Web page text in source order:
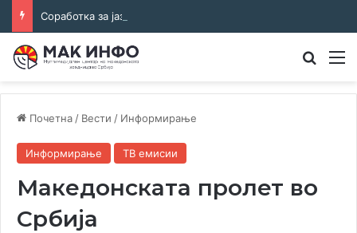
Почетна / Вести / Информирање
Информирање ТВ емисии
Македонската пролет во
Србија